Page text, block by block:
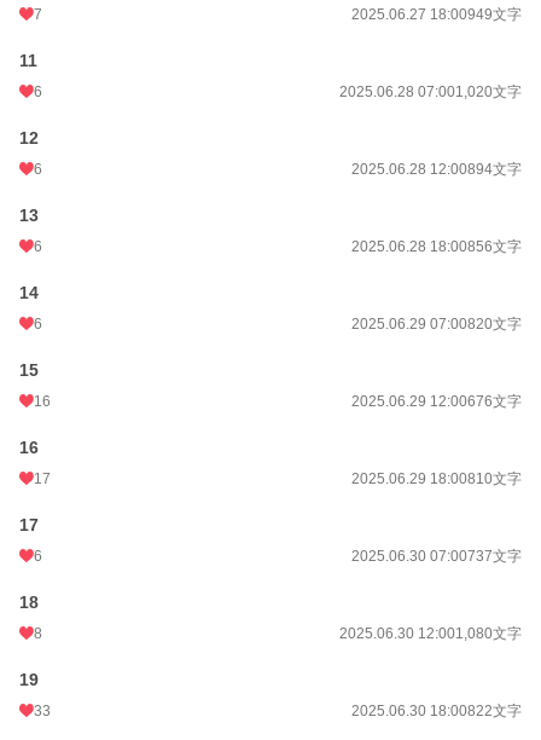
お気に入り
24h.ポイント
文字数
更新日時
初回公開日時
週間ポイント
7 2025.06.27 18:00949文字
11
6 2025.06.28 07:001,020文字
12
6 2025.06.28 12:00894文字
13
6 2025.06.28 18:00856文字
14
6 2025.06.29 07:00820文字
15
16 2025.06.29 12:00676文字
16
17 2025.06.29 18:00810文字
17
6 2025.06.30 07:00737文字
18
8 2025.06.30 12:001,080文字
19
33 2025.06.30 18:00822文字